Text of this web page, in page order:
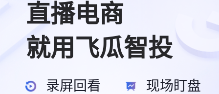
直播电商
就用飞瓜智投
录屏回看
现场盯盘